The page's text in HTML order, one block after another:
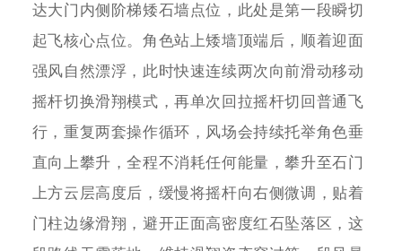
达大门内侧阶梯矮石墙点位，此处是第一段瞬切
起飞核心点位。角色站上矮墙顶端后，顺着迎面
强风自然漂浮，此时快速连续两次向前滑动移动
摇杆切换滑翔模式，再单次回拉摇杆切回普通飞
行，重复两套操作循环，风场会持续托举角色垂
直向上攀升，全程不消耗任何能量，攀升至石门
上方云层高度后，缓慢将摇杆向右侧微调，贴着
门柱边缘滑翔，避开正面高密度红石坠落区，这